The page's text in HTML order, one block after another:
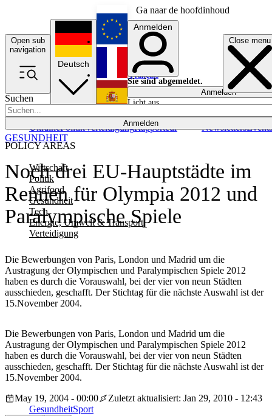
Ga naar de hoofdinhoud
Open sub
navigation
Close menu
Suchen
Anmelden
POLICY AREAS
Wirtschaft
Politik
Agrifood
Gesundheit
Tech
Energie, Umwelt & Transport
Verteidigung
UkrainePolitikVerteidigungRapporteur NewslettersEvents
Deutsch
English
Français
Anmelden
Sie sind abgemeldet.
Anmelden
Licht aus
Noch drei EU-Hauptstädte im
Rennen für Olympia 2012 und
Paralympische Spiele
Die Bewerbungen von Paris, London und Madrid um die
Austragung der Olympischen und Paralympischen Spiele 2012
haben es durch die Vorauswahl, bei der vier von neun Städten
ausschieden, geschafft. Der Stichtag für die nächste Auswahl ist der
15.November 2004.
GESUNDHEIT
Die Bewerbungen von Paris, London und Madrid um die
Austragung der Olympischen und Paralympischen Spiele 2012
haben es durch die Vorauswahl, bei der vier von neun Städten
ausschieden, geschafft. Der Stichtag für die nächste Auswahl ist der
15.November 2004.
May 19, 2004 - 00:00
Zuletzt aktualisiert: Jan 29, 2010 - 12:43
GesundheitSport